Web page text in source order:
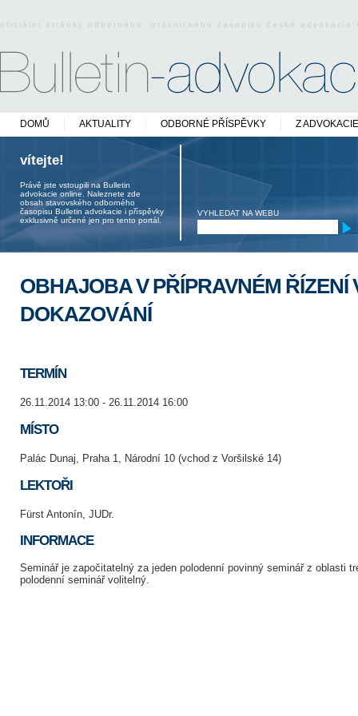
oficiální stránky odborného právnického časopisu české
DOMŮ AKTUALITY ODBORNÉ PŘÍSPĚVKY Z ADVOKACIE
vítejte!
Právě jste vstoupili na Bulletin
advokacie online. Naleznete zde
obsah stavovského odborného
časopisu Bulletin advokacie i příspěvky
exklusivně určené jen pro tento portál.
VYHLEDAT NA WEBU
OBHAJOBA V PŘÍPRAVNÉM ŘÍZENÍ
DOKAZOVÁNÍ
TERMÍN
26.11.2014 13:00 - 26.11.2014 16:00
MÍSTO
Palác Dunaj, Praha 1, Národní 10 (vchod z Voršilské 14)
LEKTOŘI
Fürst Antonín, JUDr.
INFORMACE
Seminář je započitatelný za jeden polodenní povinný seminář z oblasti
polodenní seminář volitelný.